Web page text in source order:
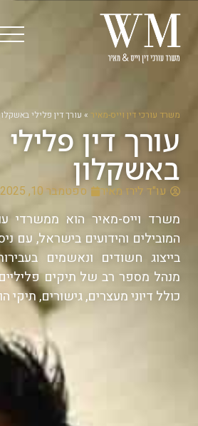
משרד עורכי דין וייס-מאיר » עורך דין פלילי
עורך דין פלילי
באשקלון
עו"ד לירז מאיר ספטמבר 10, 2025
משרד וייס-מאיר הוא ממשרדי
בייצוג חשודים ונאשמים
מנהל מספר רב של תיקים
כולל דיוני מעצרים, גישורים, תיקי